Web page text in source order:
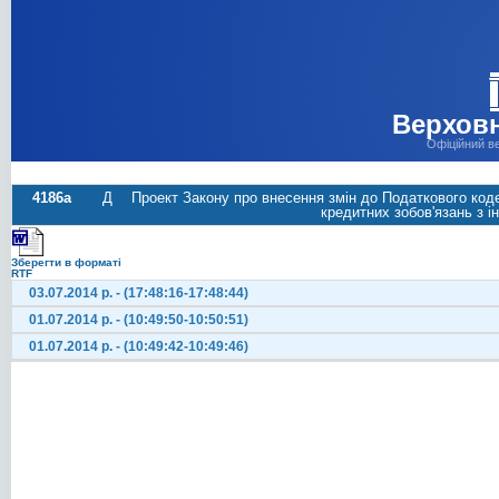
Офіційний
4186а Д
Проект Закону про внесення змін до Податкового
кредитних зобов'язань з
Зберегти в форматі
RTF
03.07.2014 р. - (17:48:16-17:48:44)
01.07.2014 р. - (10:49:50-10:50:51)
01.07.2014 р. - (10:49:42-10:49:46)